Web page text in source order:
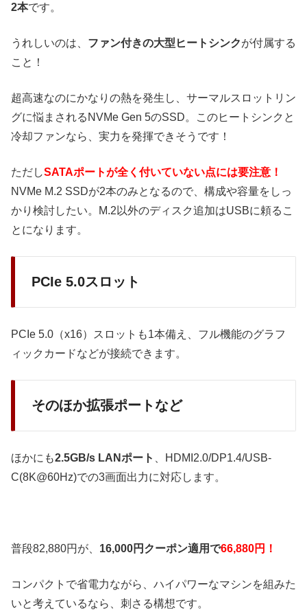
2本です。
うれしいのは、 ファン付きの大型ヒートシンクが付属する
こと！
超高速なのにかなりの熱を発生し、サーマルスロットリン
グに悩まされるNVMe Gen 5のSSD。このヒートシンクと
冷却ファンなら、実力を発揮できそうです！
ただしSATAポートが全く付いていない点には要注意！
NVMe M.2 SSDが2本のみとなるので、構成や容量をしっ
かり検討したい。M.2以外のディスク追加はUSBに頼るこ
とになります。
PCIe 5.0スロット
PCIe 5.0（x16）スロットも1本備え、フル機能のグラフ
ィックカードなどが接続できます。
そのほか拡張ポートなど
ほかにも2.5GB/s LANポート
、HDMI2.0/DP1.4/USB-
C(8K@60Hz)での3画面出力に対応します。
普段82,880円が、 16,000円クーポン適用で66,880円！
コンパクトで省電力ながら、ハイパワーなマシンを組みた
いと考えているなら、刺さる構想です。